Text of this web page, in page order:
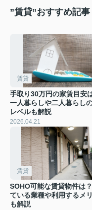
”賃貸”おすすめ記事
賃貸
手取り30万円の家賃目安
一人暮らしや二人暮らし
レベルも解説
2026.04.21
賃貸
SOHO可能な賃貸物件は
ている業種や利用するメ
も解説